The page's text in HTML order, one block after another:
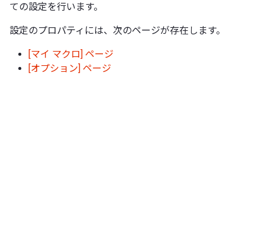
ての設定を行います。
設定のプロパティには、次のページが存在します。
[マイ マクロ] ページ
[オプション] ページ